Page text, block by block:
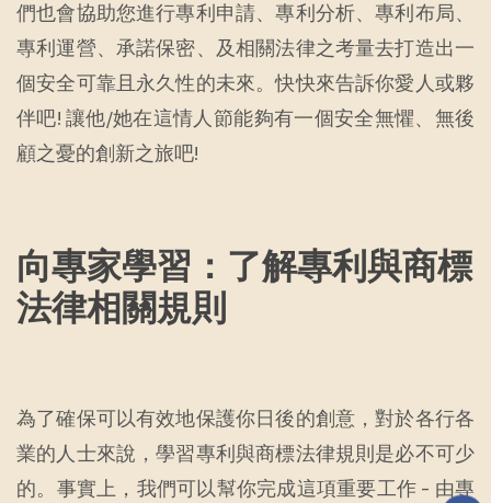
們也會協助您進行專利申請、專利分析、專利布局、
專利運營、承諾保密、及相關法律之考量去打造出一
個安全可靠且永久性的未來。快快來告訴你愛人或夥
伴吧! 讓他/她在這情人節能夠有一個安全無懼、無後
顧之憂的創新之旅吧!
向專家學習：了解專利與商標
法律相關規則
為了確保可以有效地保護你日後的創意，對於各行各
業的人士來說，學習專利與商標法律規則是必不可少
的。事實上，我們可以幫你完成這項重要工作 - 由專